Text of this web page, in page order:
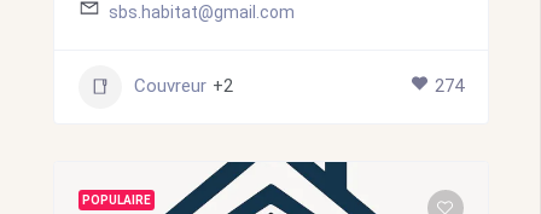
sbs.habitat@gmail.com
Couvreur +2 274
POPULAIRE